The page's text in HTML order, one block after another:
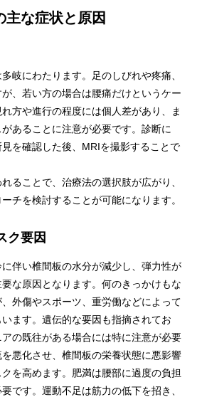
主な症状と原因
岐にわたります。足のしびれや疼痛、
、若い方の場合は腰痛だけというケー
方や進行の程度には個人差があり、ま
あることに注意が必要です。診断に
を確認した後、MRIを撮影することで
ることで、治療法の選択肢が広がり、
チを検討することが可能になります。
ク要因
伴い椎間板の水分が減少し、弾力性が
な原因となります。何のきっかけもな
外傷やスポーツ、重労働などによって
ます。遺伝的な要因も指摘されてお
の既往がある場合には特に注意が必要
悪化させ、椎間板の栄養状態に悪影響
を高めます。肥満は腰部に過度の負担
です。運動不足は筋力の低下を招き、